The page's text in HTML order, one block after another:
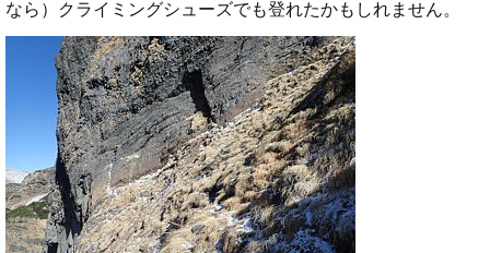
なら）クライミングシューズでも登れたかもしれません。